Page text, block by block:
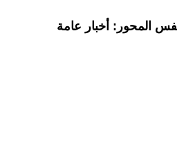
المحور: أخبار عامة